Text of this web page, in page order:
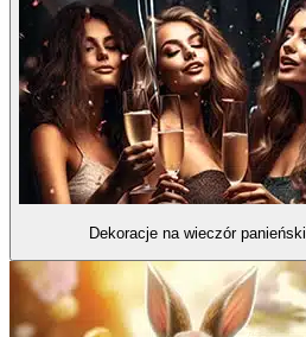
Dekoracje na wieczór panieński